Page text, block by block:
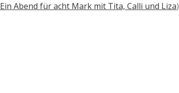
Ein Abend für acht Mark mit Tita, Calli und Liza)